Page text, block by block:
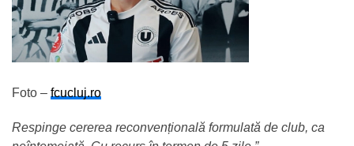
Foto – fcucluj.ro
Respinge cererea reconvențională formulată de club, ca